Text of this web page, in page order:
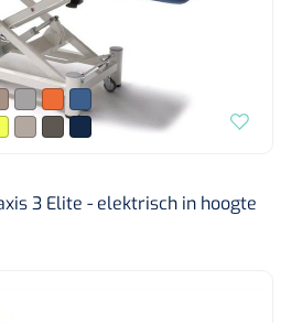
3 Elite - elektrisch in hoogte